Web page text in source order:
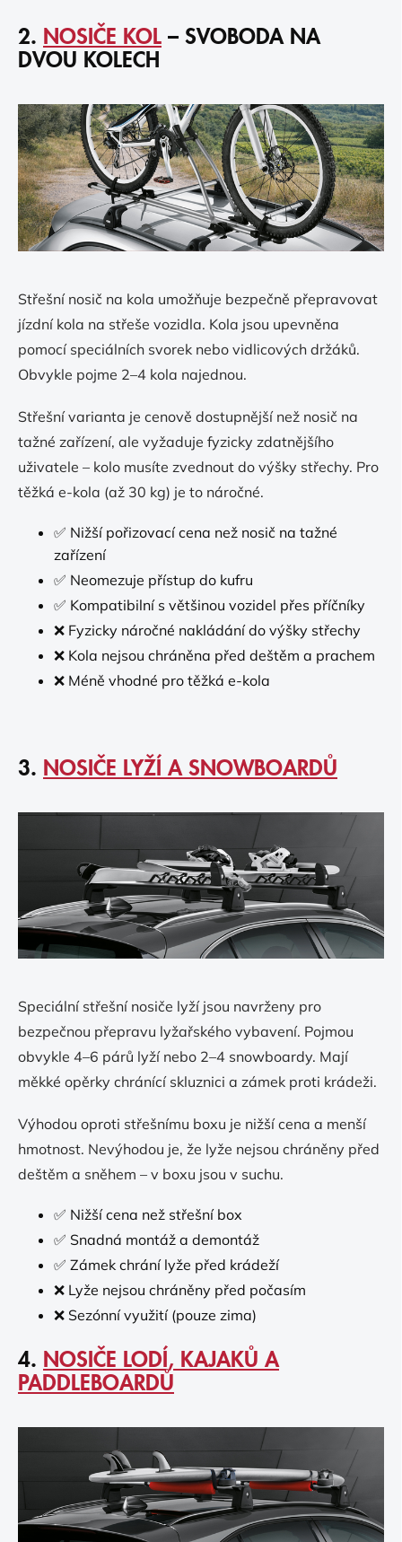
2. NOSIČE KOL – SVOBODA NA
DVOU KOLECH
Střešní nosič na kola umožňuje bezpečně přepravovat
jízdní kola na střeše vozidla. Kola jsou upevněna
pomocí speciálních svorek nebo vidlicových držáků.
Obvykle pojme 2–4 kola najednou.
Střešní varianta je cenově dostupnější než nosič na
tažné zařízení, ale vyžaduje fyzicky zdatnějšího
uživatele – kolo musíte zvednout do výšky střechy. Pro
těžká e-kola (až 30 kg) je to náročné.
✅ Nižší pořizovací cena než nosič na tažné
zařízení
✅ Neomezuje přístup do kufru
✅ Kompatibilní s většinou vozidel přes příčníky
❌ Fyzicky náročné nakládání do výšky střechy
❌ Kola nejsou chráněna před deštěm a prachem
❌ Méně vhodné pro těžká e-kola
3. NOSIČE LYŽÍ A SNOWBOARDŮ
Speciální střešní nosiče lyží jsou navrženy pro
bezpečnou přepravu lyžařského vybavení. Pojmou
obvykle 4–6 párů lyží nebo 2–4 snowboardy. Mají
měkké opěrky chránící skluznici a zámek proti krádeži.
Výhodou oproti střešnímu boxu je nižší cena a menší
hmotnost. Nevýhodou je, že lyže nejsou chráněny před
deštěm a sněhem – v boxu jsou v suchu.
✅ Nižší cena než střešní box
✅ Snadná montáž a demontáž
✅ Zámek chrání lyže před krádeží
❌ Lyže nejsou chráněny před počasím
❌ Sezónní využití (pouze zima)
4. NOSIČE LODÍ, KAJAKŮ A
PADDLEBOARDŮ